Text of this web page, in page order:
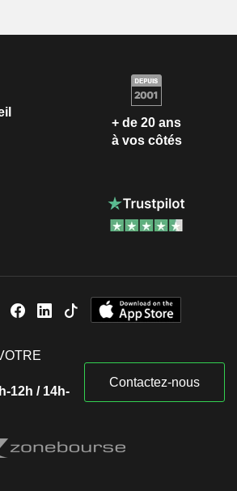
+ de 20 ans
à vos côtés
12h / 14h-
Contactez-nous